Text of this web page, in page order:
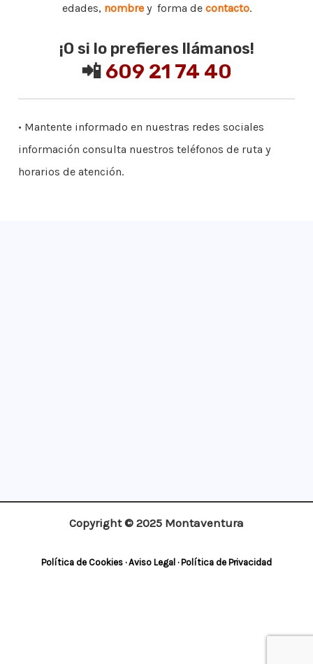
edades, nombrey forma de contacto.
¡O si lo prefieres llámanos!
📲 609 21 74 40
• Mantente informado en nuestras redes sociales
información consulta nuestros teléfonos de ruta y
horarios de atención.
Copyright © 2025 Montaventura
Política de Cookies · Aviso Legal · Política de Privacidad